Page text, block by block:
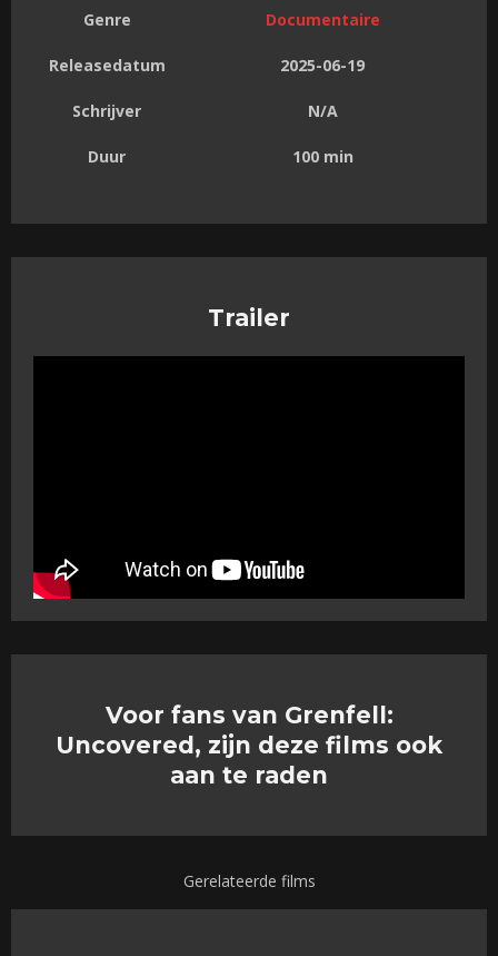
Genre Documentaire
Releasedatum 2025-06-19
Schrijver N/A
Duur 100 min
Trailer
Voor fans van Grenfell:
Uncovered, zijn deze films ook
aan te raden
Gerelateerde films